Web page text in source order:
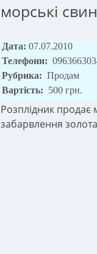
морські
Дата: 07.07.2010
Телефони:
Рубрика: Продам
Вартість: 500 грн.
Розплідник
забарвлення